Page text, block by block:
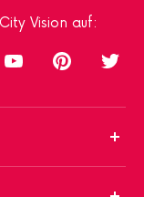
Vision auf: